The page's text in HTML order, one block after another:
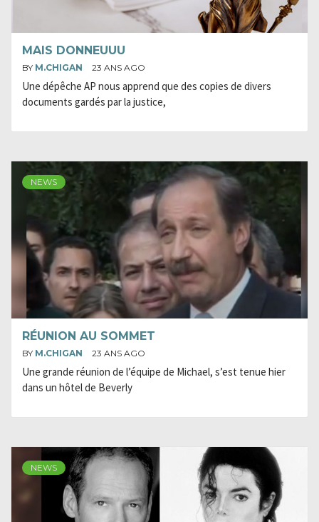
MAIS DONNEUUU
BY M.CHIGAN 23 ANS AGO
Une dépêche AP nous apprend que des copies de divers
documents gardés par la justice,
NEWS
RÉUNION AU SOMMET
BY M.CHIGAN 23 ANS AGO
Une grande réunion de l’équipe de Michael, s’est tenue hier
dans un hôtel de Beverly
NEWS